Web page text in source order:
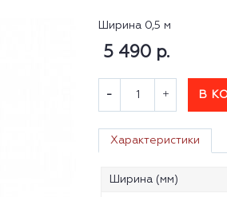
Ширина 0,5 м
5 490 р.
В
Характеристики
Ширина (мм)